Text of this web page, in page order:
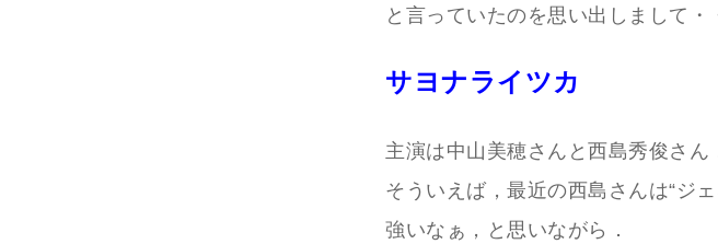
と言っていたのを思い出しまして・
サヨナライツカ
主演は中山美穂さんと西島秀俊さん
そういえば，最近の西島さんは“ジ
強いなぁ，と思いながら．